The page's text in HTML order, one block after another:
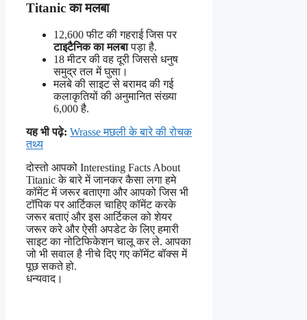
Titanic का मलबा
12,600 फीट की गहराई जिस पर
टाइटैनिक का मलबापड़ा है.
18 मीटर की वह दूरी जिससे धनुष
समुद्र तल में घुसा।
मलबे की साइट से बरामद की गई
कलाकृतियों की अनुमानित संख्या
6,000 है.
यह भी पढ़े: Wrasse मछली के बारे की रोचक
तथ्य
दोस्तो आपको Interesting Facts About
Titanic के बारे में जानकर कैसा लगा हमे
कॉमेंट में जरूर बताएगा और आपको जिस भी
टॉपिक पर आर्टिकल चाहिए कॉमेंट करके
जरूर बताएं और इस आर्टिकल को शेयर
जरूर करे और ऐसी अपडेट के लिए हमारी
साइट का नोटिफिकेशन चालू कर ले. आपका
जो भी सवाल है नीचे दिए गए कॉमेंट बॉक्स में
पूछ सकते हो.
धन्यवाद।